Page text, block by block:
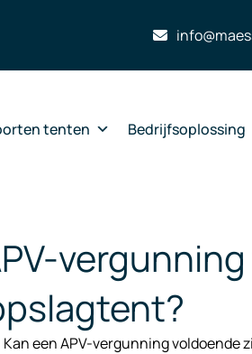
tenten Bedrijfsoplossing
Kan een APV-vergunning voldoende